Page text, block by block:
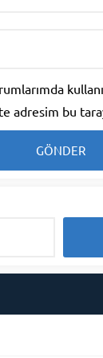
adresim bu